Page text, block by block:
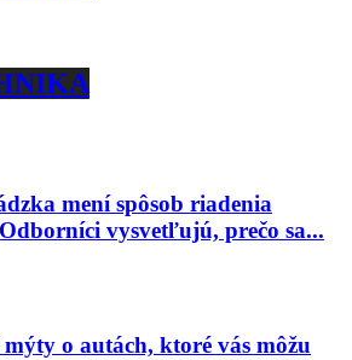
mení spôsob riadenia
vysvetľujú, prečo sa...
mýty o autách, ktoré vás môžu